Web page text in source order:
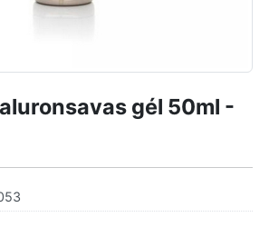
gél 50ml -